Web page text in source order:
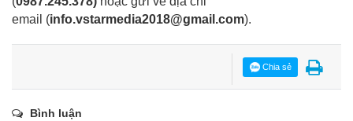
email (info.vstarmedia2018@gmail.com).
Chia sẻ
Bình luận